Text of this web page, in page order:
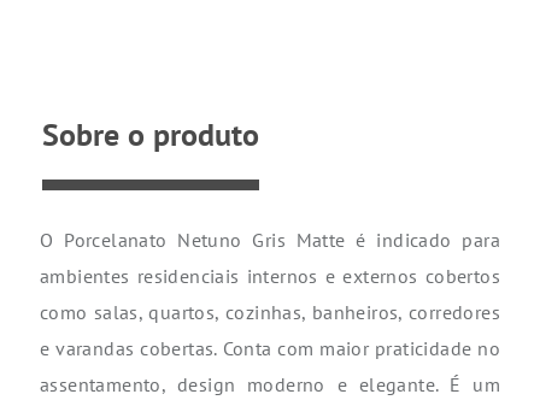
Sobre o produto
O Porcelanato Netuno Gris Matte é indicado para
ambientes residenciais internos e externos cobertos
como salas, quartos, cozinhas, banheiros, corredores
e varandas cobertas. Conta com maior praticidade no
assentamento, design moderno e elegante. É um